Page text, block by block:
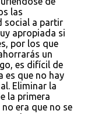
las
social a partir
apropiada si
por los que
un
es difícil de
es que no hay
Eliminar la
la primera
era que no se